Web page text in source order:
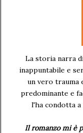
La storia narra
inappuntabile e
un vero trauma
predominante e
l'ha condotta a
Il romanzo mi è